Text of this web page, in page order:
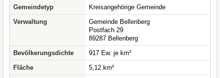
Gemeindetyp
Kreisangehörige Gemeinde
Verwaltung
Gemeinde Bellenberg
Postfach 29
89287 Bellenberg
Bevölkerungsdichte
917 Ew. je km²
Fläche
5,12 km²